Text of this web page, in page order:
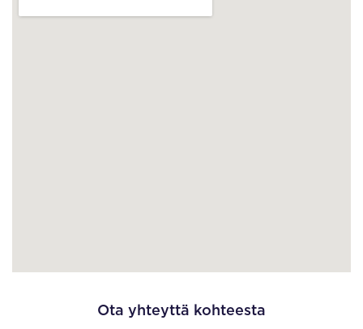
Ota yhteyttä kohteesta